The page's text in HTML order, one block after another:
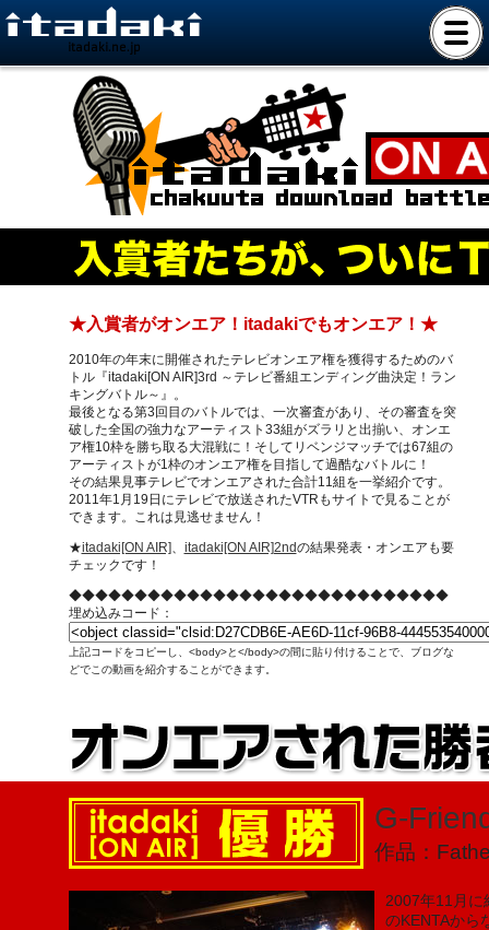
itadaki.ne.jp
★入賞者がオンエア！itadakiでもオンエア！★
2010年の年末に開催されたテレビオンエア権を獲得するためのバ
トル『itadaki[ON AIR]3rd ～テレビ番組エンディング曲決定！ラン
キングバトル～』。
最後となる第3回目のバトルでは、一次審査があり、その審査を突
破した全国の強力なアーティスト33組がズラリと出揃い、オンエ
ア権10枠を勝ち取る大混戦に！そしてリベンジマッチでは67組の
アーティストが1枠のオンエア権を目指して過酷なバトルに！
その結果見事テレビでオンエアされた合計11組を一挙紹介です。
2011年1月19日にテレビで放送されたVTRもサイトで見ることが
できます。これは見逃せません！
★itadaki[ON AIR]、 itadaki[ON AIR]2ndの結果発表・オンエアも要
チェックです！
◆◆◆◆◆◆◆◆◆◆◆◆◆◆◆◆◆◆◆◆◆◆◆◆◆◆◆◆◆
埋め込みコード：
上記コードをコピーし、<body>と</body>の間に貼り付けることで、ブログな
どでこの動画を紹介することができます。
G-
作品：
2007年11月に
のKENTAから